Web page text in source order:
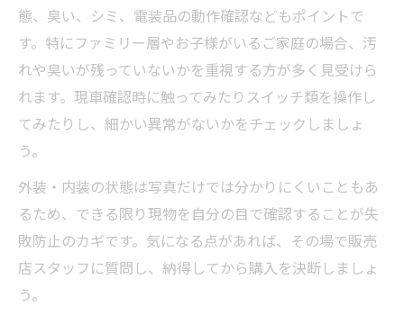
態、臭い、シミ、電装品の動作確認などもポイントで
す。特にファミリー層やお子様がいるご家庭の場合、汚
れや臭いが残っていないかを重視する方が多く見受けら
れます。現車確認時に触ってみたりスイッチ類を操作し
てみたりし、細かい異常がないかをチェックしましょ
う。
外装・内装の状態は写真だけでは分かりにくいこともあ
るため、できる限り現物を自分の目で確認することが失
敗防止のカギです。気になる点があれば、その場で販売
店スタッフに質問し、納得してから購入を決断しましょ
う。